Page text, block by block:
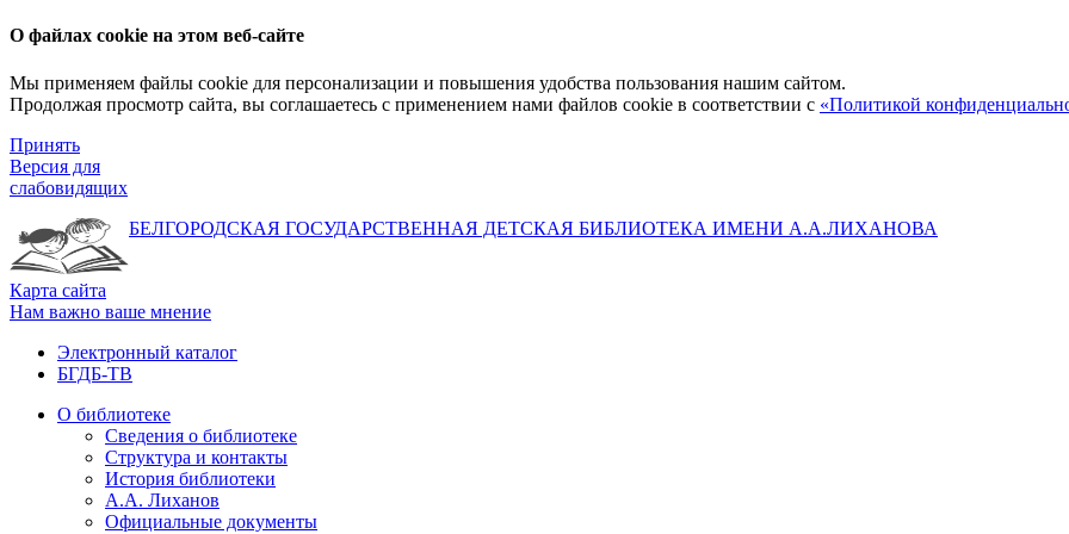
О файлах cookie на этом веб-сайте
Мы применяем файлы cookie для персонализации и повышения удобства пользования нашим сайтом.
Продолжая просмотр сайта, вы соглашаетесь с применением нами файлов cookie в соответствии с «Политикой
Принять
Версия для
слабовидящих
БЕЛГОРОДСКАЯ ГОСУДАРСТВЕННАЯ ДЕТСКАЯ БИБЛИОТЕКА ИМЕНИ А.А.ЛИХАНОВА
Карта сайта
Нам важно ваше мнение
Электронный каталог
БГДБ-ТВ
О библиотеке
Сведения о библиотеке
Структура и контакты
История библиотеки
А.А. Лиханов
Официальные документы